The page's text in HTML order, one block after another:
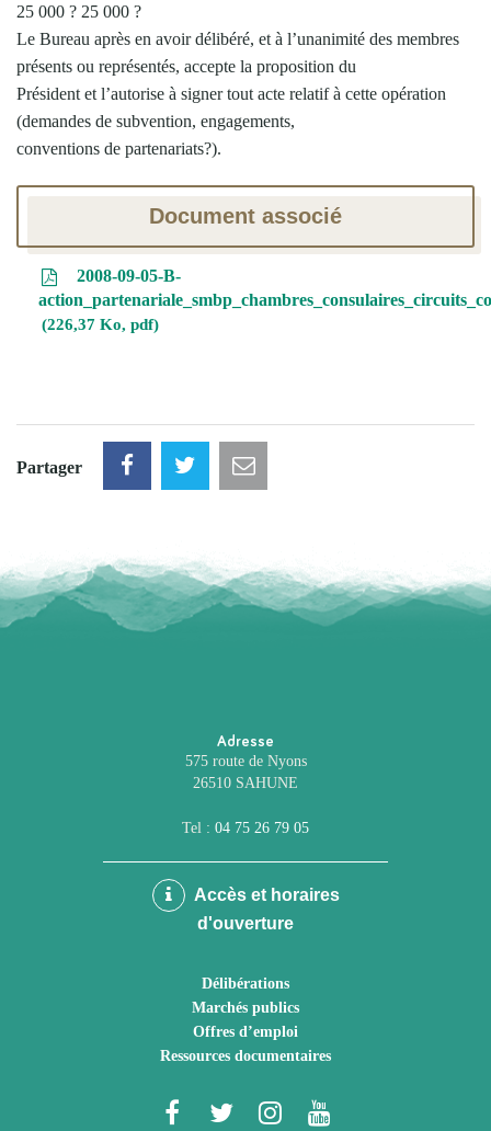
25 000 ? 25 000 ?
Le Bureau après en avoir délibéré, et à l’unanimité des membres
présents ou représentés, accepte la proposition du
Président et l’autorise à signer tout acte relatif à cette opération
(demandes de subvention, engagements,
conventions de partenariats?).
Document associé
2008-09-05-B-
226,37 Ko, pdf
Partager
Adresse
575 route de Nyons
26510 SAHUNE
Tel : 04 75 26 79 05
Accès et horaires
d'ouverture
Délibérations
Marchés publics
Offres d’emploi
Ressources documentaires
Lien
Lien
Lien